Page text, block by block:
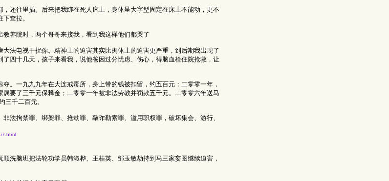
还往里插。后来把我绑在死人床上，身体呈大字型固定在床上不能动，更不
耷拉。
养院时，两个哥哥来接我，看到我这样他们都哭了
法电视干扰你。精神上的迫害其实比肉体上的迫害更严重，到后期我出现了
四十几天，孩子来看我，说他爸因过分忧虑、伤心，得脑血栓住院抢救，让
。一九九九年在大连戒毒所，身上带的钱被扣留，约五百元；二零零一年，
要了三千元保释金；二零零一年被非法劳教并罚款五千元。二零零六年送马
三千二百元。
法拘禁罪、绑架罪、抢劫罪、敲诈勒索罪、滥用职权罪，破坏集会、游行、
洗脑班把法轮功学员韩淑桦、王桂英、邹玉敏劫持到马三家妄图继续迫害，